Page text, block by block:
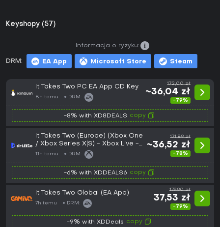
Keyshopy (57)
DRM: EA App Microsoft Store Steam
Informacja o ryzyku:
It Takes Two PC EA App CD Key
8h temu DRM:
172,00 zł
~36,04 zł
-79%
-8% with XD8DEALS copy
It Takes Two (Europe) (Xbox One
/ Xbox Series X|S) - Xbox Live -
Digital Key
11h temu DRM:
171,89 zł
~36,52 zł
-78%
-6% with XDDEALS6 copy
It Takes Two Global (EA App)
7h temu DRM:
179,90 zł
37,53 zł
-79%
-9% with XDDeals copy